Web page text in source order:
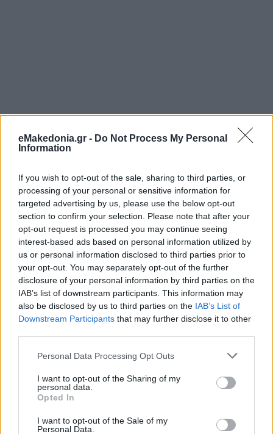
eMakedonia.gr - Do Not Process My Personal
Information
If you wish to opt-out of the sale, sharing to third parties, or
processing of your personal or sensitive information for
targeted advertising by us, please use the below opt-out
section to confirm your selection. Please note that after your
opt-out request is processed you may continue seeing
interest-based ads based on personal information utilized by
us or personal information disclosed to third parties prior to
your opt-out. You may separately opt-out of the further
disclosure of your personal information by third parties on the
IAB’s list of downstream participants. This information may
also be disclosed by us to third parties on the IAB’s List of
Downstream Participants that may further disclose it to other
Please note that this website/app uses one or more Google
not limited to your visit or usage behaviour. You may click to
grant or deny consent to Google and its third-party tags to
use your data for below specified purposes in below Google
consent section.
Personal Data Processing Opt Outs
I want to opt-out of the Sharing of my
personal data.
Opted In
I want to opt-out of the Sale of my
Personal Data.